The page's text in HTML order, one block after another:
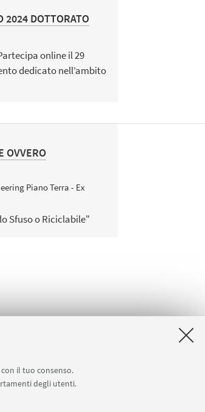
il tuo consenso.
degli utenti.
2024 DOTTORATO
online il 29
dedicato nell’ambito
OVVERO
Piano Terra - Ex
Sfuso o Riciclabile"